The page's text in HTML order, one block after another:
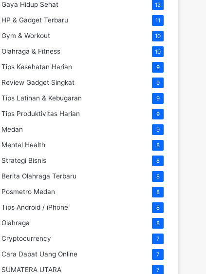
Gaya Hidup Sehat 12
HP & Gadget Terbaru 11
Gym & Workout 10
Olahraga & Fitness 10
Tips Kesehatan Harian 9
Review Gadget Singkat 9
Tips Latihan & Kebugaran 9
Tips Produktivitas Harian 9
Medan 9
Mental Health 8
Strategi Bisnis 8
Berita Olahraga Terbaru 8
Posmetro Medan 8
Tips Android / iPhone 8
Olahraga 8
Cryptocurrency 7
Cara Dapat Uang Online 7
SUMATERA UTARA 7